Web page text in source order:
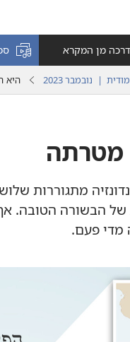
מן המקרא
| נובמבר 2023 היא
מטרתה
מתגוררות
הבשורה הטובה.‏
מדי פעם.‏